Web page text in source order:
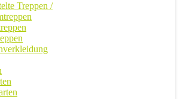
Treppen /